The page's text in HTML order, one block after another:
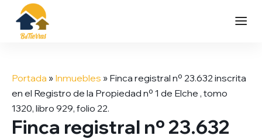
contenido
Portada » Inmuebles » Finca registral nº 23.632 inscrita
en el Registro de la Propiedad nº 1 de Elche , tomo
1320, libro 929, folio 22.
Finca registral nº 23.632